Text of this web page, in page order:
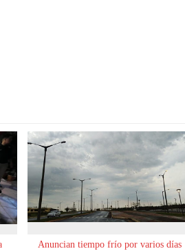
Anuncian tiempo frío por varios días